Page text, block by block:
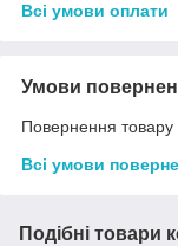
Всі умови оплати
Умови
Повернення товару
Всі умови
Подібні товари